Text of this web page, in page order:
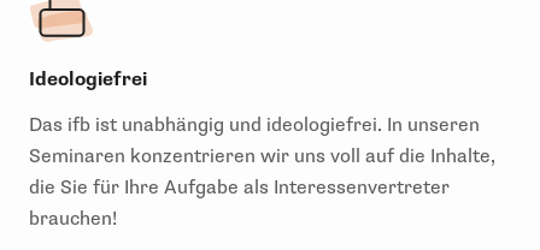
Ideologiefrei
Das ifb ist unabhängig und ideologiefrei. In unseren
Seminaren konzentrieren wir uns voll auf die Inhalte,
die Sie für Ihre Aufgabe als Interessenvertreter
brauchen!